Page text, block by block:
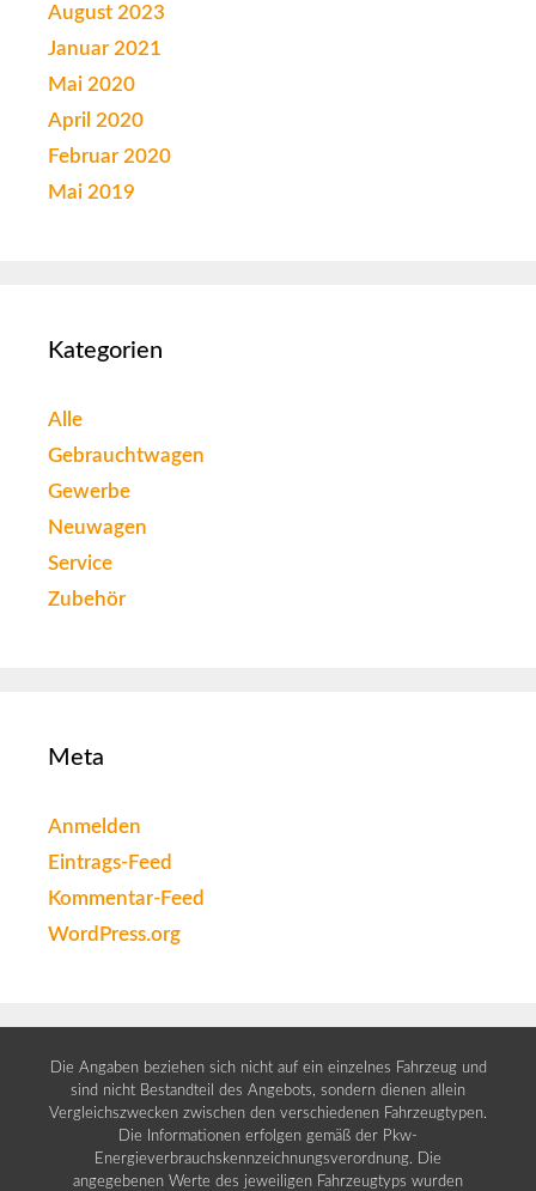
August 2023
Januar 2021
Mai 2020
April 2020
Februar 2020
Mai 2019
Kategorien
Alle
Gebrauchtwagen
Gewerbe
Neuwagen
Service
Zubehör
Meta
Anmelden
Eintrags-Feed
Kommentar-Feed
WordPress.org
Die Angaben beziehen sich nicht auf ein einzelnes Fahrzeug und
sind nicht Bestandteil des Angebots, sondern dienen allein
Vergleichszwecken zwischen den verschiedenen Fahrzeugtypen.
Die Informationen erfolgen gemäß der Pkw-
Energieverbrauchskennzeichnungsverordnung. Die
angegebenen Werte des jeweiligen Fahrzeugtyps wurden